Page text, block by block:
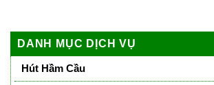
DANH MỤC DỊCH VỤ
Hút Hầm Cầu